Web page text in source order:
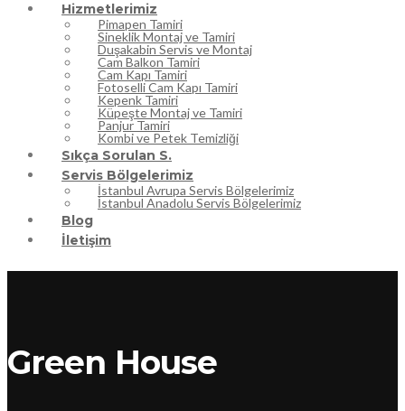
Hizmetlerimiz
Pimapen Tamiri
Sineklik Montaj ve Tamiri
Duşakabin Servis ve Montaj
Cam Balkon Tamiri
Cam Kapı Tamiri
Fotoselli Cam Kapı Tamiri
Kepenk Tamiri
Küpeşte Montaj ve Tamiri
Panjur Tamiri
Kombi ve Petek Temizliği
Sıkça Sorulan S.
Servis Bölgelerimiz
İstanbul Avrupa Servis Bölgelerimiz
İstanbul Anadolu Servis Bölgelerimiz
Blog
İletişim
Green House